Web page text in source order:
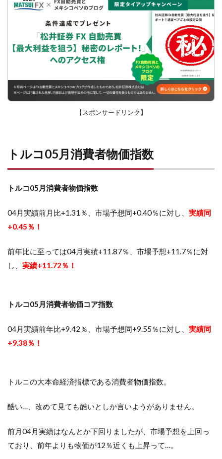
【スポンサードリンク】
トルコ05月消費者物価指数
トルコ05月消費者物価指数
04月実績前月比+1.31％、市場予想同+0.40％に対し、 実績同
+0.45％！
前年比に至っては04月実績+11.87％、市場予想+11.7％に対
し、 実績+11.72％！
トルコ05月消費者物価コア指数
04月実績前年比+9.42％、市場予想同+9.55％に対し、 実績同
+9.38％！
トルコの大本命経済指標である消費者物価指数。
酷い…、改めて見ても酷いとしか言いようがありません。
前月04月実績はなんとか下回りましたが、市場予想を上回っ
ており、前年よりも物価が12％近くも上昇って…。